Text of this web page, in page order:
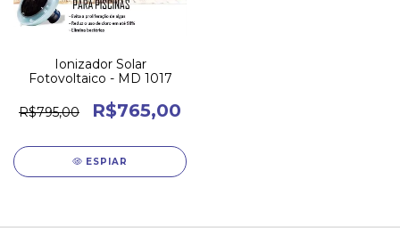
Ionizador Solar
Fotovoltaico - MD 1017
R$795,00 R$765,00
ESPIAR